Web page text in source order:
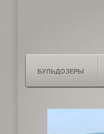
БУЛЬДОЗЕРЫ